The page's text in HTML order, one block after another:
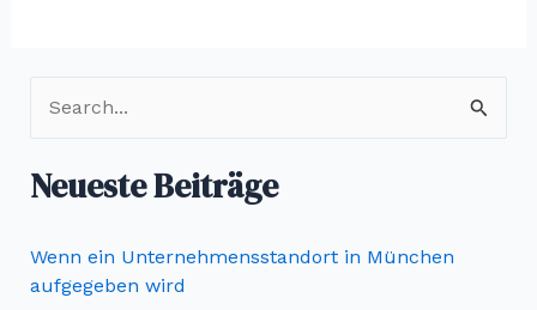
c
e
n
Neueste Beiträge
Wenn ein Unternehmensstandort in München
aufgegeben wird